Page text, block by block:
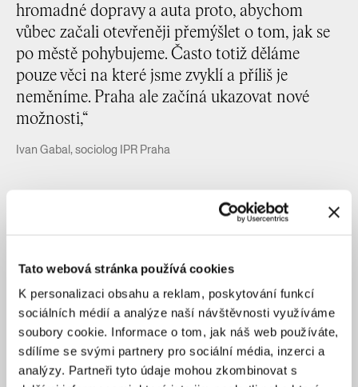
Tato webová stránka používá cookies
K personalizaci obsahu a reklam, poskytování funkcí
sociálních médií a analýze naší návštěvnosti využíváme
soubory cookie. Informace o tom, jak náš web používáte,
sdílíme se svými partnery pro sociální média, inzerci a
analýzy. Partneři tyto údaje mohou zkombinovat s
hromadné dopravy a auta proto, abychom
vůbec začali otevřeněji přemýšlet o tom, jak se
po městě pohybujeme. Často totiž děláme
pouze věci na které jsme zvyklí a příliš je
neměníme. Praha ale začíná ukazovat nové
možnosti,“
Ivan Gabal, sociolog IPR Praha
Ivan Gabal je externí poradce IPR, který přišel s celým
nápadem na srovnávací video. To totiž není jen
lidé nezdráhali využívat i jiné způsoby dopravy než na
které jsou zvyklí. Praha totiž začíná nabízet nové
možnosti pohybu jako jsou například sdílená kola či
koloběžky.